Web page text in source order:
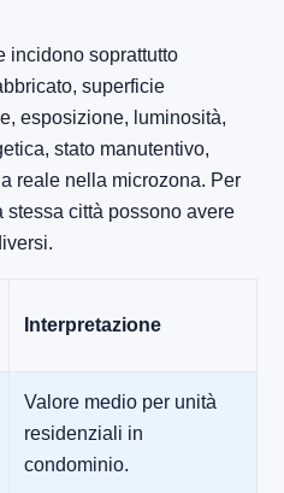
incidono soprattutto
superficie
esposizione, luminosità,
stato manutentivo,
reale nella microzona. Per
città possono avere
Interpretazione
Valore medio per unità
residenziali in
condominio.